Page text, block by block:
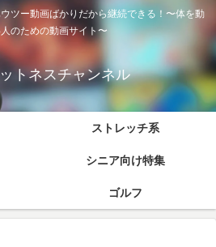
ツー動画ばかりだから継続できる！〜体を動
のための動画サイト〜
トネスチャンネル
ストレッチ系
シニア向け特集
ゴルフ